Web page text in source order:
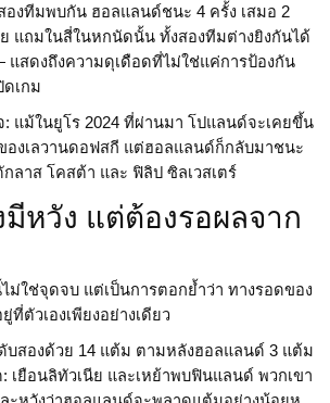
งทีมพบกัน ฮอลแลนด์ชนะ 4 ครั้ง เสมอ 2
ย แถมในสี่ในหกนัดนั้น ทั้งสองทีมต่างยิงกันได้
แสดงถึงความดุเดือดที่ไม่ใช่แค่การป้องกัน
ดเกม
แม้ในยูโร 2024 ที่ผ่านมา โปแลนด์จะเคยขึ้น
องเลวานดอฟสกี แต่ฮอลแลนด์ก็กลับมาชนะ
ลาส โคสต้า และ ฟิลิป ซิลเวสเตร์
หวัง แต่ต้องรอผลจาก
ม่ใช่จุดจบ แต่เป็นการตอกย้ำว่า ทางรอดของ
ที่ตัวเองเพียงอย่างเดียว
บสองด้วย 14 แต้ม ตามหลังฮอลแลนด์ 3 แต้ม
เยือนลิทัวเนีย และเหย้าพบฟินแลนด์ พวกเขา